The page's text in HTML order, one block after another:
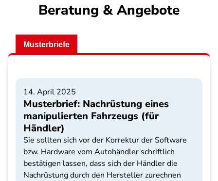
Beratung & Angebote
Musterbriefe
14. April 2025
Musterbrief: Nachrüstung eines
manipulierten Fahrzeugs (für
Händler)
Sie sollten sich vor der Korrektur der Software
bzw. Hardware vom Autohändler schriftlich
bestätigen lassen, dass sich der Händler die
Nachrüstung durch den Hersteller zurechnen